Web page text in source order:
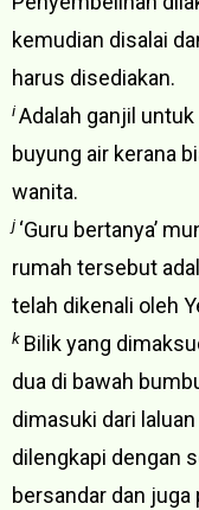
kemudian disalai
harus disediakan.
iAdalah ganjil
buyung air kerana
wanita.
j ‘Guru bertanya’
rumah tersebut
telah dikenali oleh
k Bilik yang
dua di bawah
dimasuki dari
dilengkapi dengan
bersandar dan